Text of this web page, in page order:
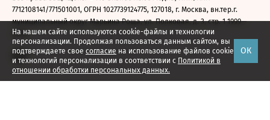
На нашем сайте используются cookie-файлы и технологии
персонализации. Продолжая пользоваться данным сайтом, вы
подтверждаете свое согласие на использование файлов cookie
и технологий персонализации в соответствии с Политикой в
отношении обработки персональных данных.
ОК
7712108141/771501001, ОГРН 1027739124775, 127018, г. Москва, вн.тер.г.
муниципальный округ Марьина Роща, ул. Полковая, д. 3, стр. 1 1999—
2026